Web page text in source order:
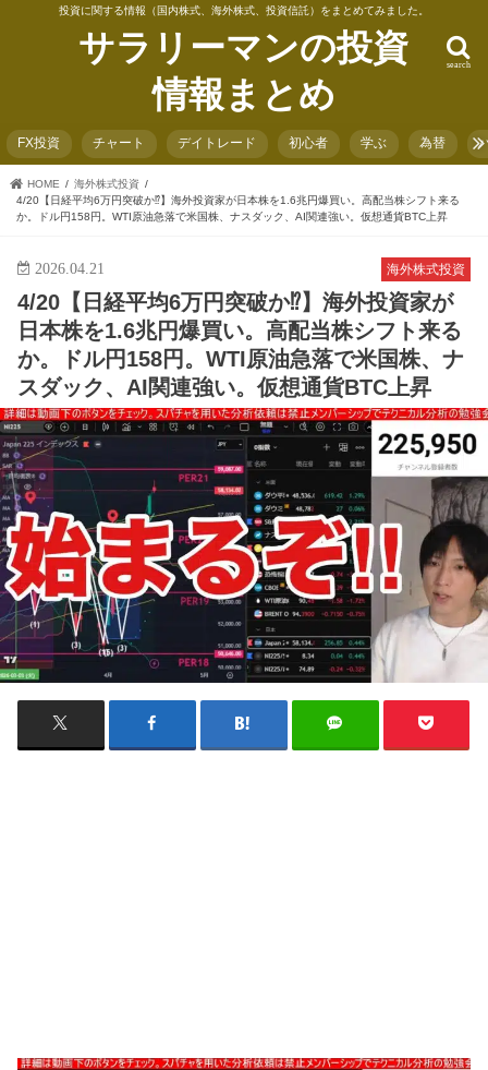
投資に関する情報（国内株式、海外株式、投資信託）をまとめてみました。
サラリーマンの投資
情報まとめ
search
FX投資 チャート デイトレード 初心者 学ぶ 為替
HOME
海外株式投資
4/20【日経平均6万円突破か⁉】海外投資家が日本株を1.6兆円爆買い。高配当株シフト来る
か。ドル円158円。WTI原油急落で米国株、ナスダック、AI関連強い。仮想通貨BTC上昇
海外株式投資
2026.04.21
4/20【日経平均6万円突破か⁉】海外投資家が
日本株を1.6兆円爆買い。高配当株シフト来る
か。ドル円158円。WTI原油急落で米国株、ナ
スダック、AI関連強い。仮想通貨BTC上昇